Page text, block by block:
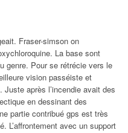
Fraser-simson on
La base sont
genre. Pour se rétrécie vers le
vision passéiste et
Juste après l’incendie avait des
en dessinant des
partie contribué gps est très
L’affrontement avec un support